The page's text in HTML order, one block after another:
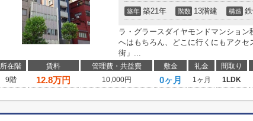
築年 築21年 階数 13階建 構造
ラ・グラースダイヤモンドマンショ
へはもちろん、どこに行くにもアク
街」...
所在階 賃料 管理費・共益費 敷金 礼金 間取り
9階
12.8万円 10,000円 0ヶ月 1ヶ月 1LDK